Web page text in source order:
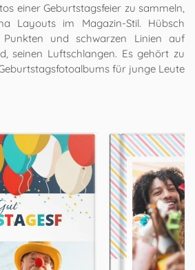
einer Geburtstagsfeier zu sammeln,
Layouts im Magazin-Stil. Hübsch
und schwarzen Linien auf
seinen Luftschlangen. Es gehört zu
für junge Leute